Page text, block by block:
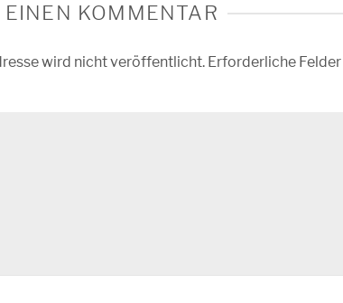
EINEN KOMMENTAR
wird nicht veröffentlicht. Erforderliche